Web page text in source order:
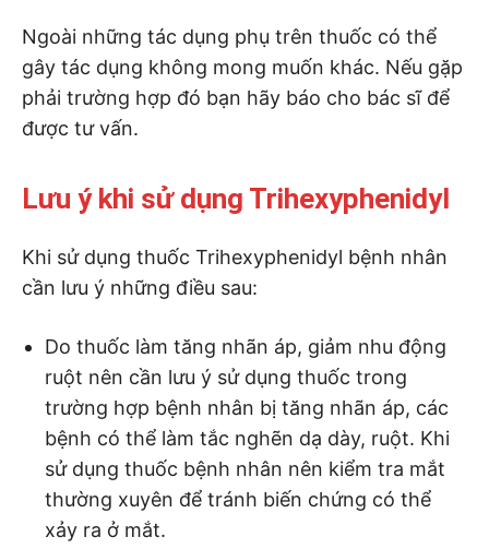
Ngoài những tác dụng phụ trên thuốc có thể
gây tác dụng không mong muốn khác. Nếu gặp
phải trường hợp đó bạn hãy báo cho bác sĩ để
được tư vấn.
Lưu ý khi sử dụng Trihexyphenidyl
Khi sử dụng thuốc Trihexyphenidyl bệnh nhân
cần lưu ý những điều sau:
Do thuốc làm tăng nhãn áp, giảm nhu động
ruột nên cần lưu ý sử dụng thuốc trong
trường hợp bệnh nhân bị tăng nhãn áp, các
bệnh có thể làm tắc nghẽn dạ dày, ruột. Khi
sử dụng thuốc bệnh nhân nên kiểm tra mắt
thường xuyên để tránh biến chứng có thể
xảy ra ở mắt.